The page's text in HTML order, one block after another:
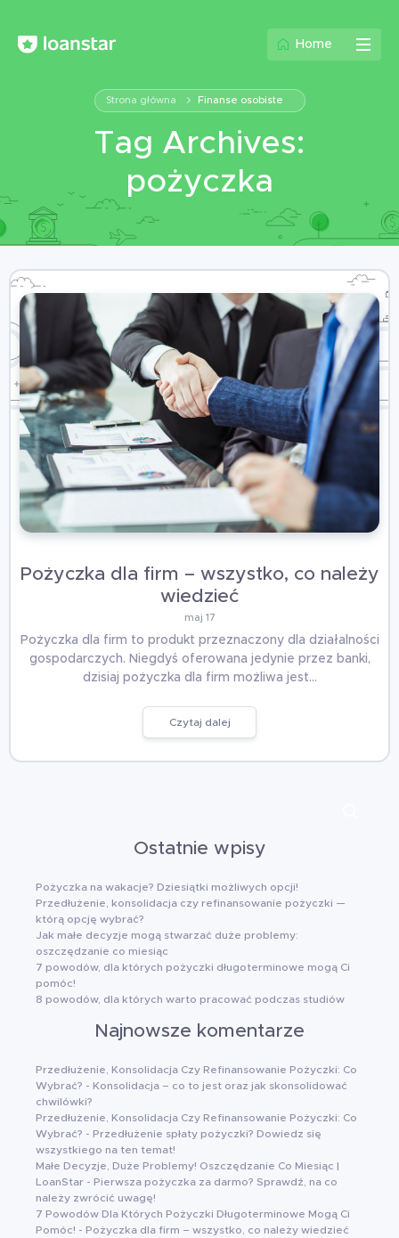
Home
Strona główna Finanse osobiste
Tag Archives:
pożyczka
Pożyczka dla firm – wszystko, co należy
wiedzieć
maj 17
Pożyczka dla firm to produkt przeznaczony dla działalności
gospodarczych. Niegdyś oferowana jedynie przez banki,
dzisiaj pożyczka dla firm możliwa jest…
Czytaj dalej
Ostatnie wpisy
Pożyczka na wakacje? Dziesiątki możliwych opcji!
Przedłużenie, konsolidacja czy refinansowanie pożyczki —
którą opcję wybrać?
Jak małe decyzje mogą stwarzać duże problemy:
oszczędzanie co miesiąc
7 powodów, dla których pożyczki długoterminowe mogą Ci
pomóc!
8 powodów, dla których warto pracować podczas studiów
Najnowsze komentarze
Przedłużenie, Konsolidacja Czy Refinansowanie Pożyczki: Co
Wybrać? - Konsolidacja – co to jest oraz jak skonsolidować
chwilówki?
Przedłużenie, Konsolidacja Czy Refinansowanie Pożyczki: Co
Wybrać? - Przedłużenie spłaty pożyczki? Dowiedz się
wszystkiego na ten temat!
Małe Decyzje, Duże Problemy! Oszczędzanie Co Miesiąc |
LoanStar - Pierwsza pożyczka za darmo? Sprawdź, na co
należy zwrócić uwagę!
7 Powodów Dla Których Pożyczki Długoterminowe Mogą Ci
Pomóc! - Pożyczka dla firm – wszystko, co należy wiedzieć